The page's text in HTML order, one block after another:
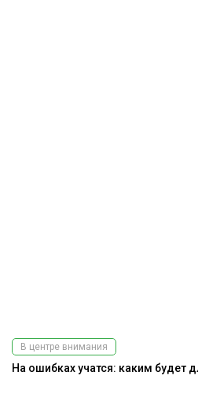
В центре внимания
На ошибках учатся: каким будет